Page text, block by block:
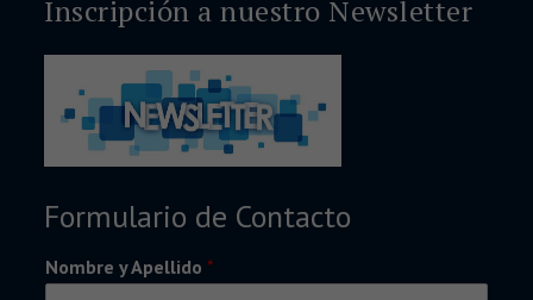
Inscripción a nuestro Newsletter
Formulario de Contacto
Nombre y Apellido*